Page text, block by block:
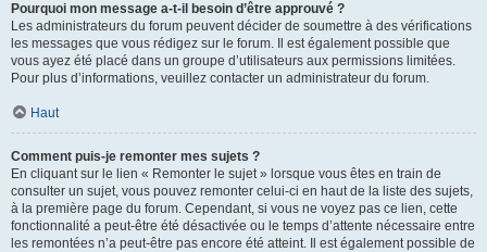
Pourquoi mon message a-t-il besoin d’être approuvé ?
Les administrateurs du forum peuvent décider de soumettre à des vérifications
les messages que vous rédigez sur le forum. Il est également possible que
vous ayez été placé dans un groupe d’utilisateurs aux permissions limitées.
Pour plus d’informations, veuillez contacter un administrateur du forum.
Haut
Comment puis-je remonter mes sujets ?
En cliquant sur le lien « Remonter le sujet » lorsque vous êtes en train de
consulter un sujet, vous pouvez remonter celui-ci en haut de la liste des sujets,
à la première page du forum. Cependant, si vous ne voyez pas ce lien, cette
fonctionnalité a peut-être été désactivée ou le temps d’attente nécessaire entre
les remontées n’a peut-être pas encore été atteint. Il est également possible de